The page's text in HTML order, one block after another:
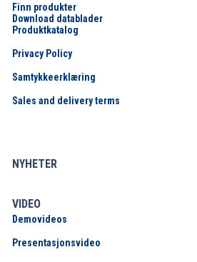
Finn produkter
Download datablader
Produktkatalog
Privacy Policy
Samtykkeerklæring
Sales and delivery terms
NYHETER
VIDEO
Demovideos
Presentasjonsvideo